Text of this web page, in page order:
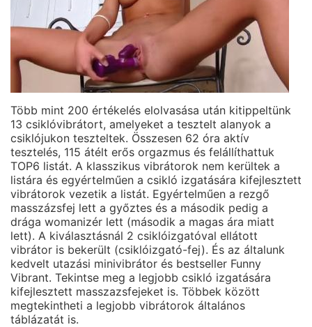
Több mint 200 értékelés elolvasása után kitippeltünk
13 csiklóvibrátort, amelyeket a tesztelt alanyok a
csiklójukon teszteltek. Összesen 62 óra aktív
tesztelés, 115 átélt erős orgazmus és felállíthattuk
TOP6 listát. A klasszikus vibrátorok nem kerültek a
listára és egyértelműen a csikló izgatására kifejlesztett
vibrátorok vezetik a listát. Egyértelműen a rezgő
masszázsfej lett a győztes és a második pedig a
drága womanizér lett (második a magas ára miatt
lett). A kiválasztásnál 2 csiklóizgatóval ellátott
vibrátor is bekerült (csiklóizgató-fej). És az általunk
kedvelt utazási minivibrátor és bestseller Funny
Vibrant. Tekintse meg a legjobb csikló izgatására
kifejlesztett masszazsfejeket is. Többek között
megtekintheti a legjobb vibrátorok általános
táblázatát is.